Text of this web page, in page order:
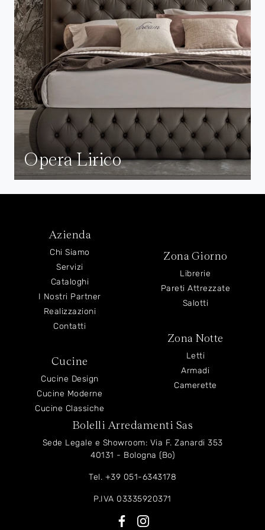
Opera Lirico
Azienda
Chi Siamo
Servizi
Cataloghi
I Nostri Partner
Realizzazioni
Contatti
Cucine
Cucine Design
Cucine Moderne
Cucine Classiche
Zona Giorno
Librerie
Pareti Attrezzate
Salotti
Zona Notte
Letti
Armadi
Camerette
Bolelli Arredamenti Sas
Sede Legale e Showroom: Via F. Zanardi 353
40131 - Bologna (Bo)
Tel. +39 051-6343178
P.IVA 03335920371